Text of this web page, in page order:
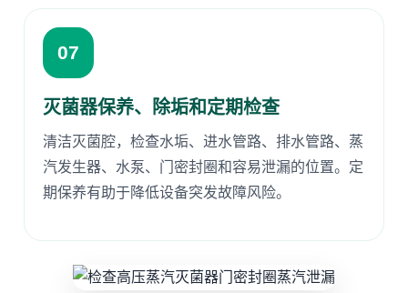
07
灭菌器保养、除垢和定期检查
清洁灭菌腔，检查水垢、进水管路、排水管路、蒸
汽发生器、水泵、门密封圈和容易泄漏的位置。定
期保养有助于降低设备突发故障风险。